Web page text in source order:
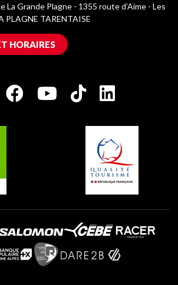
La Grande Plagne - 1355 route d’Aime - Les
PLAGNE TARENTAISE
HORAIRES